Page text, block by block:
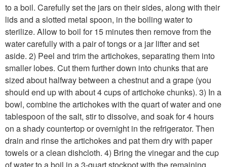
to a boil. Carefully set the jars on their sides, along with their
lids and a slotted metal spoon, in the boiling water to
sterilize. Allow to boil for 15 minutes then remove from the
water carefully with a pair of tongs or a jar lifter and set
aside. 2) Peel and trim the artichokes, separating them into
smaller lobes. Cut them further down into chunks that are
sized about halfway between a chestnut and a grape (you
should end up with about 4 cups of artichoke chunks). 3) In a
bowl, combine the artichokes with the quart of water and one
tablespoon of the salt, stir to dissolve, and soak for 4 hours
on a shady countertop or overnight in the refrigerator. Then
drain and rinse the artichokes and pat them dry with paper
towels or a clean dishcloth. 4) Bring the vinegar and the cup
of water to a boil in a 3-quart stockpot with the remaining